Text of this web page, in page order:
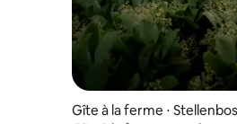
Gîte à la ferme ⋅